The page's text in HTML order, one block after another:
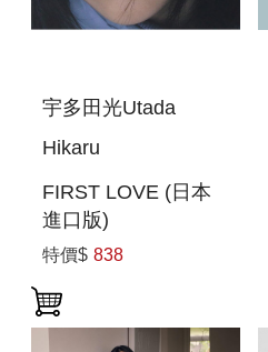
宇多田光Utada
Hikaru
FIRST LOVE (日本
進口版)
特價$ 838